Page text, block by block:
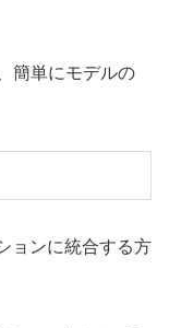
簡単にモデルの
ョンに統合する方